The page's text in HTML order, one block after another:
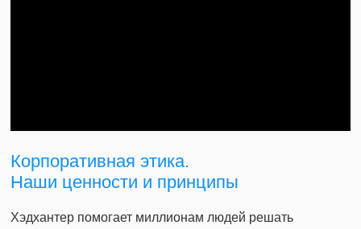
Корпоративная этика.
Наши ценности и принципы
Хэдхантер помогает миллионам людей решать